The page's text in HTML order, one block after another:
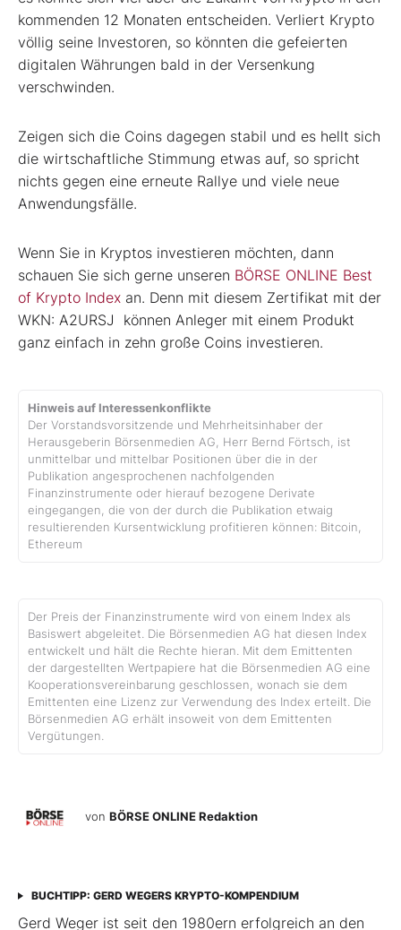
kommenden 12 Monaten entscheiden. Verliert Krypto
völlig seine Investoren, so könnten die gefeierten
digitalen Währungen bald in der Versenkung
verschwinden.
Zeigen sich die Coins dagegen stabil und es hellt sich
die wirtschaftliche Stimmung etwas auf, so spricht
nichts gegen eine erneute Rallye und viele neue
Anwendungsfälle.
Wenn Sie in Kryptos investieren möchten, dann
schauen Sie sich gerne unseren BÖRSE ONLINE Best
of Krypto Index an. Denn mit diesem Zertifikat mit der
WKN: A2URSJ können Anleger mit einem Produkt
ganz einfach in zehn große Coins investieren.
Hinweis auf Interessenkonflikte
Der Vorstandsvorsitzende und Mehrheitsinhaber der
Herausgeberin Börsenmedien AG, Herr Bernd Förtsch, ist
unmittelbar und mittelbar Positionen über die in der
Publikation angesprochenen nachfolgenden
Finanzinstrumente oder hierauf bezogene Derivate
eingegangen, die von der durch die Publikation etwaig
resultierenden Kursentwicklung profitieren können: Bitcoin,
Ethereum
Der Preis der Finanzinstrumente wird von einem Index als
Basiswert abgeleitet. Die Börsenmedien AG hat diesen Index
entwickelt und hält die Rechte hieran. Mit dem Emittenten
der dargestellten Wertpapiere hat die Börsenmedien AG eine
Kooperationsvereinbarung geschlossen, wonach sie dem
Emittenten eine Lizenz zur Verwendung des Index erteilt. Die
Börsenmedien AG erhält insoweit von dem Emittenten
Vergütungen.
von BÖRSE ONLINE Redaktion
BUCHTIPP: GERD WEGERS KRYPTO-KOMPENDIUM
Gerd Weger ist seit den 1980ern erfolgreich an den